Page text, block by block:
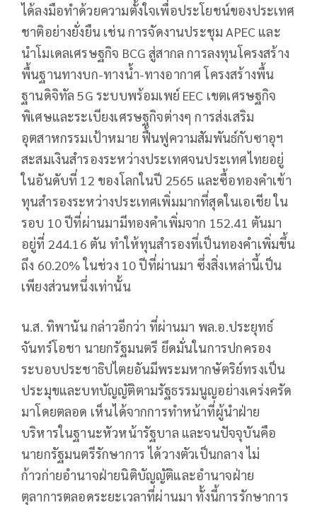
ได้ลงมือทำด้วยความตั้งใจเพื่อประโยชน์ของประเทศ
ชาติอย่างยั่งยืน เช่น การจัดงานประชุม APEC และ
นำโมเดลเศรษฐกิจ BCG สู่สากล การลงทุนโครงสร้าง
พื้นฐานทางบก-ทางน้ำ-ทางอากาศ โครงสร้างพื้น
ฐานดิจิทัล 5G ระบบพร้อมเพย์ EEC เขตเศรษฐกิจ
พิเศษและระเบียงเศรษฐกิจต่างๆ การส่งเสริม
อุตสาหกรรมเป้าหมาย ฟื้นฟูความสัมพันธ์กับซาอุฯ
สะสมเงินสำรองระหว่างประเทศจนประเทศไทยอยู่
ในอันดับที่ 12 ของโลกในปี 2565 และซื้อทองคำเข้า
ทุนสำรองระหว่างประเทศเพิ่มมากที่สุดในเอเชีย ใน
รอบ 10 ปีที่ผ่านมามีทองคำเพิ่มจาก 152.41 ตันมา
อยู่ที่ 244.16 ตัน ทำให้ทุนสำรองที่เป็นทองคำเพิ่มขึ้น
ถึง 60.20% ในช่วง 10 ปีที่ผ่านมา ซึ่งสิ่งเหล่านี้เป็น
เพียงส่วนหนึ่งเท่านั้น
น.ส. ทิพานัน กล่าวอีกว่า ที่ผ่านมา พล.อ.ประยุทธ์
จันทร์โอชา นายกรัฐมนตรี ยึดมั่นในการปกครอง
ระบอบประชาธิปไตยอันมีพระมหากษัตริย์ทรงเป็น
ประมุขและบทบัญญัติตามรัฐธรรมนูญอย่างเคร่งครัด
มาโดยตลอด เห็นได้จากการทำหน้าที่ผู้นำฝ่าย
บริหารในฐานะหัวหน้ารัฐบาล และจนปัจจุบันคือ
นายกรัฐมนตรีรักษาการ ได้วางตัวเป็นกลาง ไม่
ก้าวก่ายอำนาจฝ่ายนิติบัญญัติและอำนาจฝ่าย
ตุลาการตลอดระยะเวลาที่ผ่านมา ทั้งนี้การรักษาการ